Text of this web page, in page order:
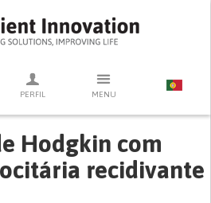
PERFIL MENU
ENTER PARA PESQUISAR
Hodgkin com
recidivante